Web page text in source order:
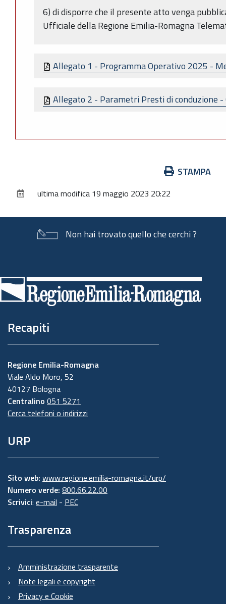
6) di disporre che il presente atto venga
Ufficiale della Regione Emilia-Romagna
Allegato 1 - Programma Operativo 2025 -
Allegato 2 - Parametri Presti di conduzione
documento
STAMPA
ultima modifica 19 maggio 2023 20:22
Non hai trovato quello che cerchi ?
di
pagina
Recapiti
Regione Emilia-Romagna
Viale Aldo Moro, 52
40127 Bologna
Centralino 051 5271
Cerca telefoni o indirizzi
URP
Sito web: www.regione.emilia-romagna.it/urp/
Numero verde: 800.66.22.00
Scrivici: e-mail - PEC
Trasparenza
Amministrazione trasparente
Note legali e copyright
Privacy e Cookie